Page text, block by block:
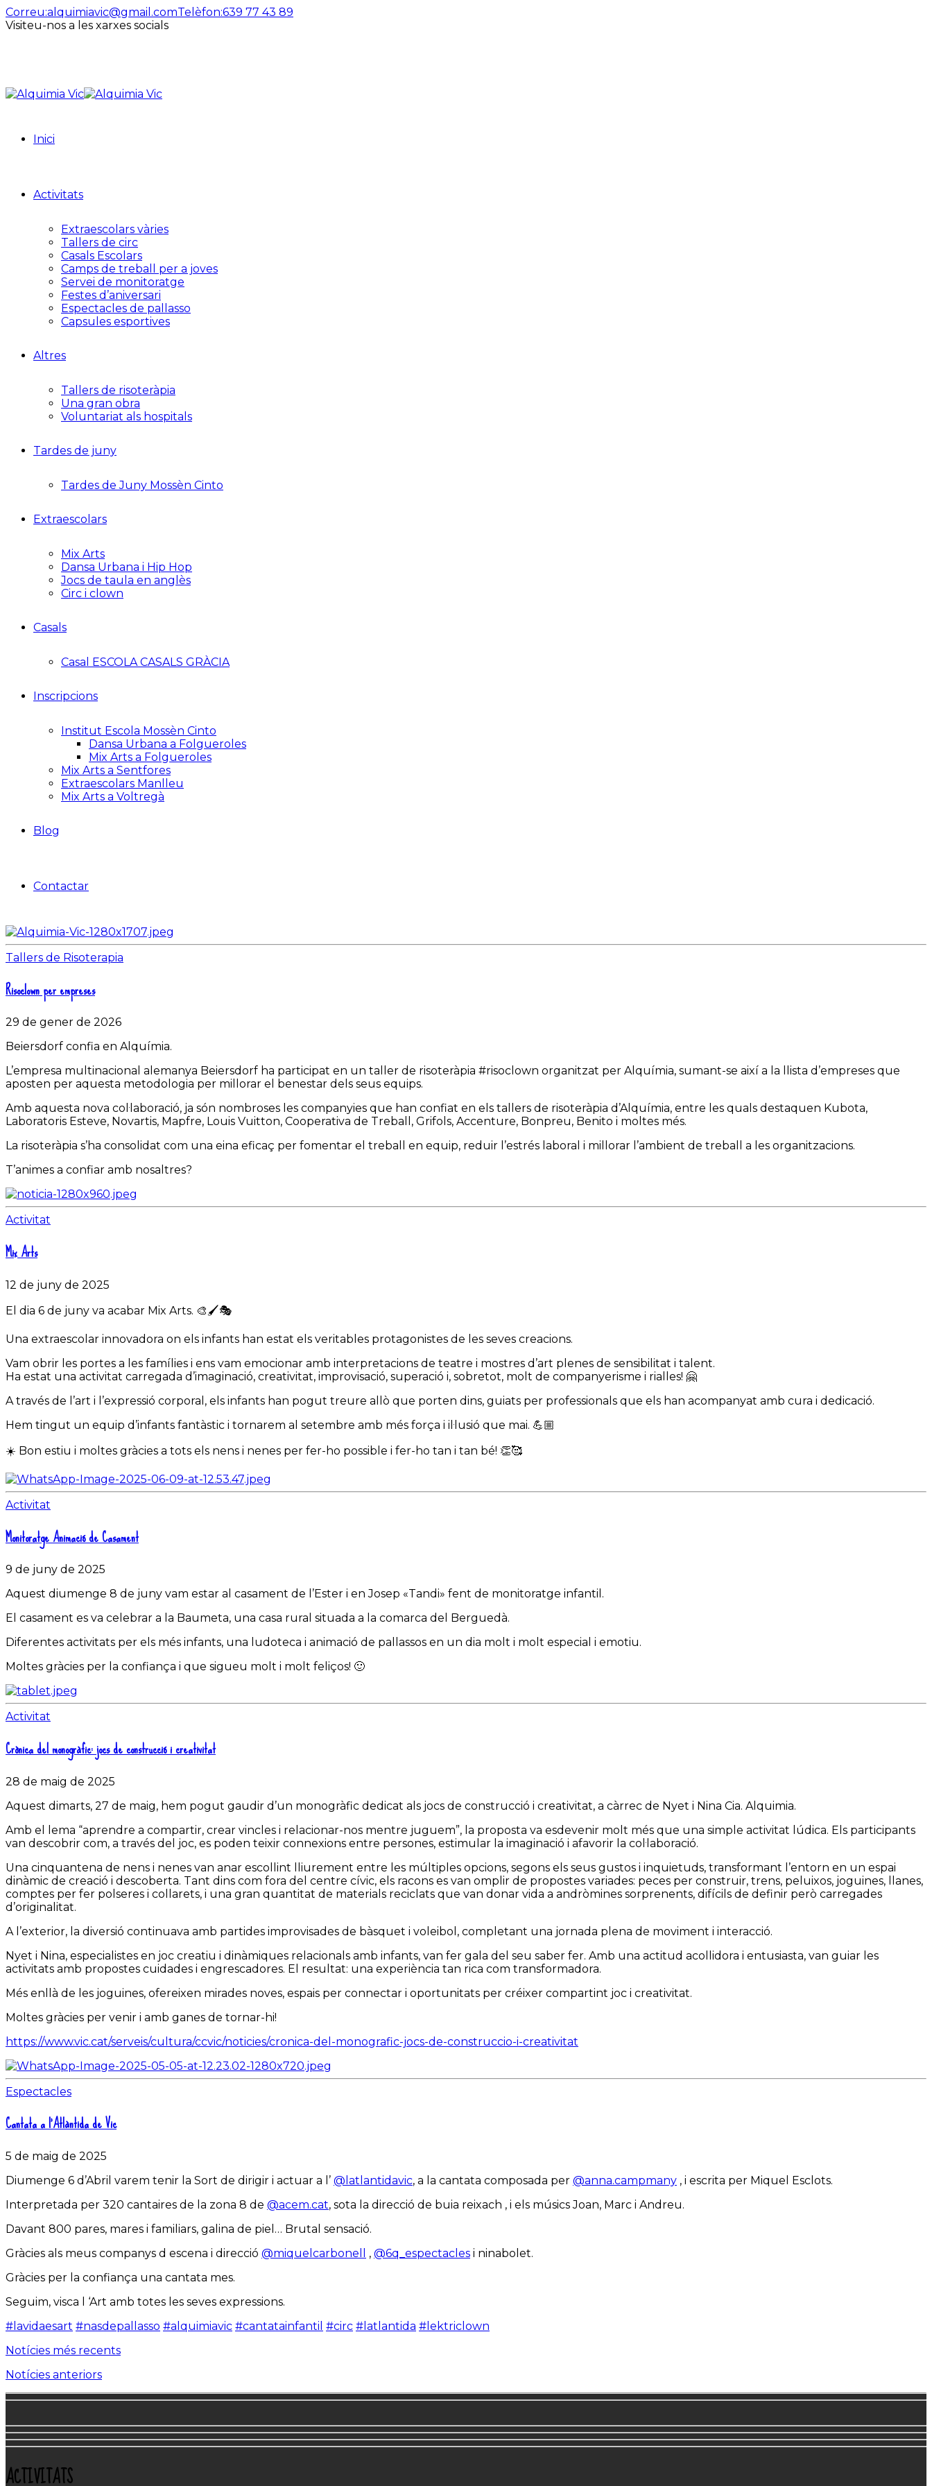
Correu:alquimiavic@gmail.comTelèfon:639 77 43 89
Visiteu-nos a les xarxes socials
Inici
Activitats
Extraescolars vàries
Tallers de circ
Casals Escolars
Camps de treball per a joves
Servei de monitoratge
Festes d’aniversari
Espectacles de pallasso
Capsules esportives
Altres
Tallers de risoteràpia
Una gran obra
Voluntariat als hospitals
Tardes de juny
Tardes de Juny Mossèn Cinto
Extraescolars
Mix Arts
Dansa Urbana i Hip Hop
Jocs de taula en anglès
Circ i clown
Casals
Casal ESCOLA CASALS GRÀCIA
Inscripcions
Institut Escola Mossèn Cinto
Dansa Urbana a Folgueroles
Mix Arts a Folgueroles
Mix Arts a Sentfores
Extraescolars Manlleu
Mix Arts a Voltregà
Blog
Contactar
Tallers de Risoterapia
Risoclown per empreses
29 de gener de 2026
Beiersdorf confia en Alquímia.
L’empresa multinacional alemanya Beiersdorf ha participat en un taller de risoteràpia #risoclown organitzat per Alquímia, sumant-se així a la llista d’empreses que
aposten per aquesta metodologia per millorar el benestar dels seus equips.
Amb aquesta nova col·laboració, ja són nombroses les companyies que han confiat en els tallers de risoteràpia d’Alquímia, entre les quals destaquen Kubota,
Laboratoris Esteve, Novartis, Mapfre, Louis Vuitton, Cooperativa de Treball, Grifols, Accenture, Bonpreu, Benito i moltes més.
La risoteràpia s’ha consolidat com una eina eficaç per fomentar el treball en equip, reduir l’estrés laboral i millorar l’ambient de treball a les organitzacions.
T’animes a confiar amb nosaltres?
Activitat
Mix Arts
12 de juny de 2025
El dia 6 de juny va acabar Mix Arts. 🎨🖌️🎭
Una extraescolar innovadora on els infants han estat els veritables protagonistes de les seves creacions.
Vam obrir les portes a les famílies i ens vam emocionar amb interpretacions de teatre i mostres d’art plenes de sensibilitat i talent.
Ha estat una activitat carregada d’imaginació, creativitat, improvisació, superació i, sobretot, molt de companyerisme i rialles! 🤗
A través de l’art i l’expressió corporal, els infants han pogut treure allò que porten dins, guiats per professionals que els han acompanyat amb cura i dedicació.
Hem tingut un equip d’infants fantàstic i tornarem al setembre amb més força i il·lusió que mai. 💪🏼
☀️ Bon estiu i moltes gràcies a tots els nens i nenes per fer-ho possible i fer-ho tan i tan bé! 👏🥰
Activitat
Monitoratge Animació de Casament
9 de juny de 2025
Aquest diumenge 8 de juny vam estar al casament de l’Ester i en Josep «Tandi» fent de monitoratge infantil.
El casament es va celebrar a la Baumeta, una casa rural situada a la comarca del Berguedà.
Diferentes activitats per els més infants, una ludoteca i animació de pallassos en un dia molt i molt especial i emotiu.
Moltes gràcies per la confiança i que sigueu molt i molt feliços! 🙂
Activitat
Crònica del monogràfic: jocs de construcció i creativitat
28 de maig de 2025
Aquest dimarts, 27 de maig, hem pogut gaudir d’un monogràfic dedicat als jocs de construcció i creativitat, a càrrec de Nyet i Nina Cia. Alquimia.
Amb el lema “aprendre a compartir, crear vincles i relacionar-nos mentre juguem”, la proposta va esdevenir molt més que una simple activitat lúdica. Els participants
van descobrir com, a través del joc, es poden teixir connexions entre persones, estimular la imaginació i afavorir la col·laboració.
Una cinquantena de nens i nenes van anar escollint lliurement entre les múltiples opcions, segons els seus gustos i inquietuds, transformant l’entorn en un espai
dinàmic de creació i descoberta. Tant dins com fora del centre cívic, els racons es van omplir de propostes variades: peces per construir, trens, peluixos, joguines, llanes,
comptes per fer polseres i collarets, i una gran quantitat de materials reciclats que van donar vida a andròmines sorprenents, difícils de definir però carregades
d’originalitat.
A l’exterior, la diversió continuava amb partides improvisades de bàsquet i voleibol, completant una jornada plena de moviment i interacció.
Nyet i Nina, especialistes en joc creatiu i dinàmiques relacionals amb infants, van fer gala del seu saber fer. Amb una actitud acollidora i entusiasta, van guiar les
activitats amb propostes cuidades i engrescadores. El resultat: una experiència tan rica com transformadora.
Més enllà de les joguines, ofereixen mirades noves, espais per connectar i oportunitats per créixer compartint joc i creativitat.
Moltes gràcies per venir i amb ganes de tornar-hi!
https://www.vic.cat/serveis/cultura/ccvic/noticies/cronica-del-monografic-jocs-de-construccio-i-creativitat
Espectacles
Cantata a l’Atlàntida de Vic
5 de maig de 2025
Diumenge 6 d’Abril varem tenir la Sort de dirigir i actuar a l’ @latlantidavic, a la cantata composada per @anna.campmany , i escrita per Miquel Esclots.
Interpretada per 320 cantaires de la zona 8 de @acem.cat, sota la direcció de buia reixach , i els músics Joan, Marc i Andreu.
Davant 800 pares, mares i familiars, galina de piel… Brutal sensació.
Gràcies als meus companys d escena i direcció @miquelcarbonell , @6q_espectacles i ninabolet.
Gràcies per la confiança una cantata mes.
Seguim, visca l ‘Art amb totes les seves expressions.
#lavidaesart #nasdepallasso #alquimiavic #cantatainfantil #circ #latlantida #lektriclown
Notícies més recents
Notícies anteriors
ACTIVITATS